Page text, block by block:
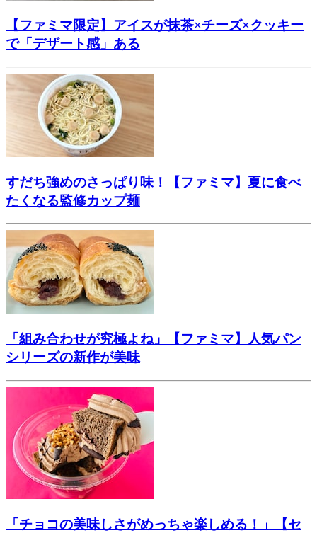
【ファミマ限定】アイスが抹茶×チーズ×クッキー
で「デザート感」ある
すだち強めのさっぱり味！【ファミマ】夏に食べ
たくなる監修カップ麺
「組み合わせが究極よね」【ファミマ】人気パン
シリーズの新作が美味
「チョコの美味しさがめっちゃ楽しめる！」【セ